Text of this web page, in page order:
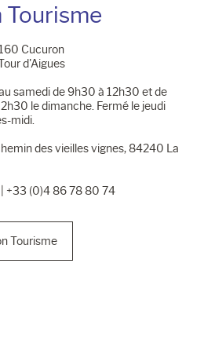
Tourisme
Cucuron
d'Aigues
samedi de 9h30 à 12h30 et de
le dimanche. Fermé le jeudi
midi.
des vieilles vignes, 84240 La
+33 (0)4 86 78 80 74
Tourisme